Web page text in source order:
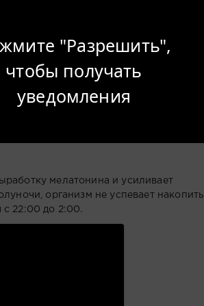
XaOS
мелатонина и усиливает
организм не успевает накопить
с 22:00 до 2:00.
"Разрешить",
чтобы получать
уведомления